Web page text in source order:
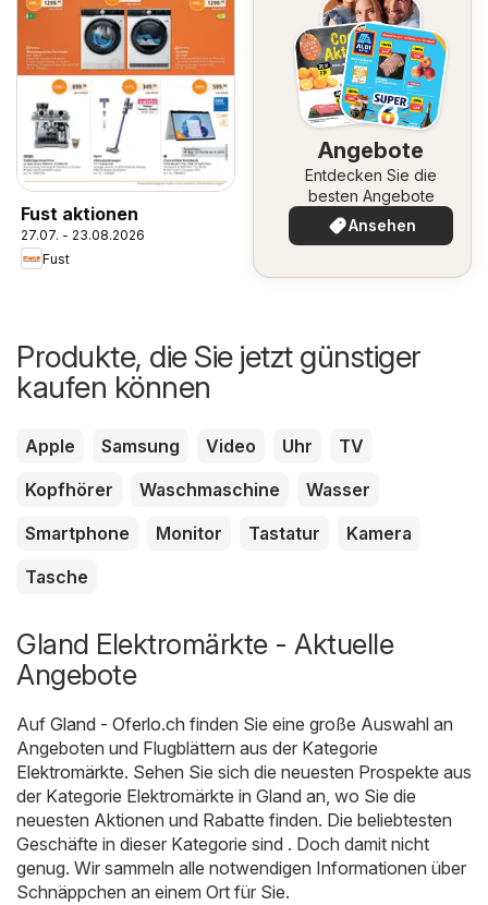
Fust aktionen
27.07. - 23.08.2026
Fust
Angebote
Entdecken Sie die
besten Angebote
Ansehen
Produkte, die Sie jetzt günstiger
kaufen können
Apple Samsung Video Uhr
TV
Kopfhörer
Waschmaschine
Wasser
Smartphone
Monitor Tastatur
Kamera
Tasche
Gland Elektromärkte - Aktuelle
Angebote
Auf Gland - Oferlo.ch finden Sie eine große Auswahl an
Angeboten und Flugblättern aus der Kategorie
Elektromärkte. Sehen Sie sich die neuesten Prospekte aus
der Kategorie Elektromärkte in Gland an, wo Sie die
neuesten Aktionen und Rabatte finden. Die beliebtesten
Geschäfte in dieser Kategorie sind . Doch damit nicht
genug. Wir sammeln alle notwendigen Informationen über
Schnäppchen an einem Ort für Sie.